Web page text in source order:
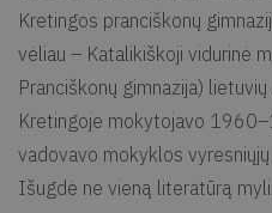
Kretingos pranciškonų
vėliau – Katalikiškoji vidurinė
Pranciškonų gimnazija)
Kretingoje mokytojavo
vadovavo mokyklos
Išugdė ne vieną literatūrą